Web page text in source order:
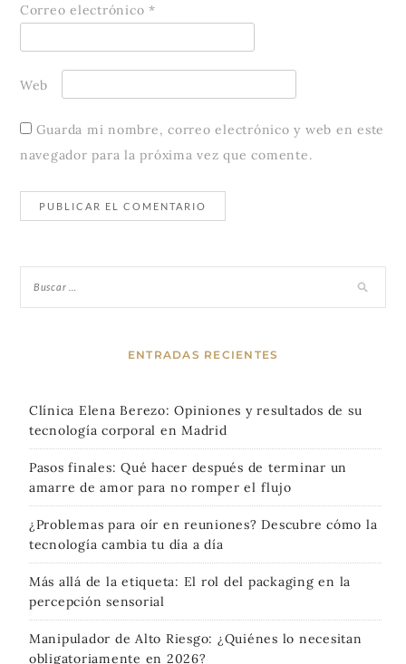
Correo electrónico*
Web
Guarda mi nombre, correo electrónico y web en este
navegador para la próxima vez que comente.
ENTRADAS RECIENTES
Clínica Elena Berezo: Opiniones y resultados de su
tecnología corporal en Madrid
Pasos finales: Qué hacer después de terminar un
amarre de amor para no romper el flujo
¿Problemas para oír en reuniones? Descubre cómo la
tecnología cambia tu día a día
Más allá de la etiqueta: El rol del packaging en la
percepción sensorial
Manipulador de Alto Riesgo: ¿Quiénes lo necesitan
obligatoriamente en 2026?